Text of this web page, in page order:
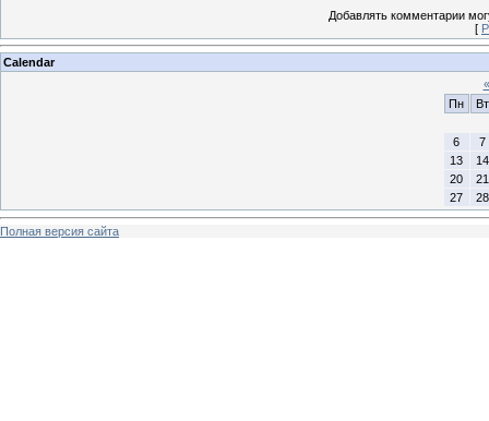
Добавлять комментарии
[
Calendar
«
Пн
Вт
6
7
13
14
20
21
27
28
Полная версия сайта